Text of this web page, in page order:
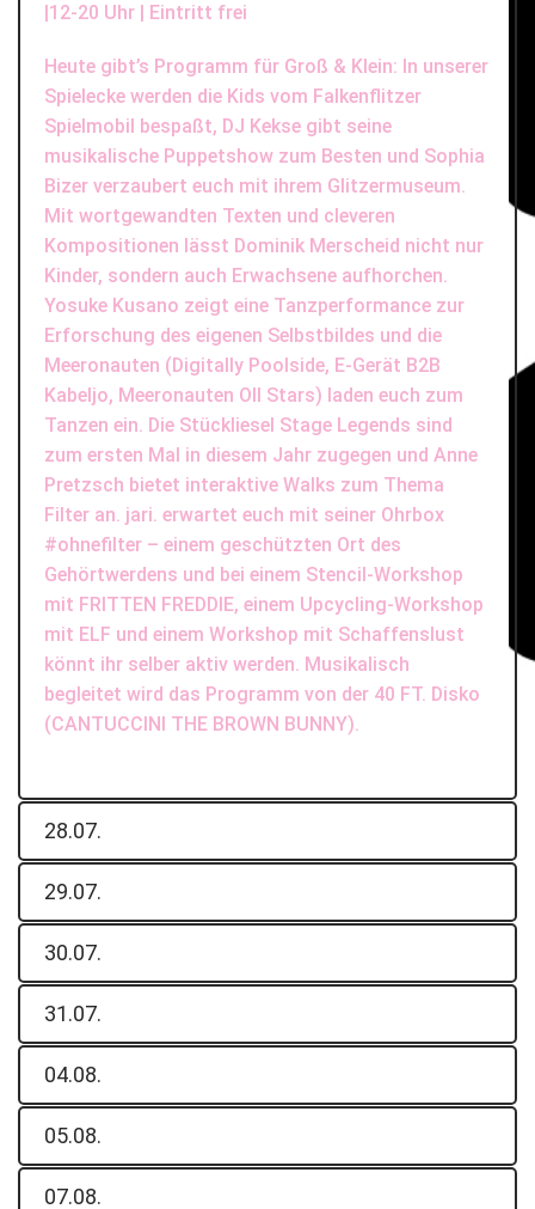
|12-20 Uhr | Eintritt frei
Heute gibt’s Programm für Groß & Klein: In unserer
Spielecke werden die Kids vom Falkenflitzer
Spielmobil bespaßt, DJ Kekse gibt seine
musikalische Puppetshow zum Besten und Sophia
Bizer verzaubert euch mit ihrem Glitzermuseum.
Mit wortgewandten Texten und cleveren
Kompositionen lässt Dominik Merscheid nicht nur
Kinder, sondern auch Erwachsene aufhorchen.
Yosuke Kusano zeigt eine Tanzperformance zur
Erforschung des eigenen Selbstbildes und die
Meeronauten (Digitally Poolside, E-Gerät B2B
Kabeljo, Meeronauten Oll Stars) laden euch zum
Tanzen ein. Die Stückliesel Stage Legends sind
zum ersten Mal in diesem Jahr zugegen und Anne
Pretzsch bietet interaktive Walks zum Thema
Filter an. jari. erwartet euch mit seiner Ohrbox
#ohnefilter – einem geschützten Ort des
Gehörtwerdens und bei einem Stencil-Workshop
mit FRITTEN FREDDIE, einem Upcycling-Workshop
mit ELF und einem Workshop mit Schaffenslust
könnt ihr selber aktiv werden. Musikalisch
begleitet wird das Programm von der 40 FT. Disko
(CANTUCCINI THE BROWN BUNNY).
28.07.
29.07.
30.07.
31.07.
04.08.
05.08.
07.08.